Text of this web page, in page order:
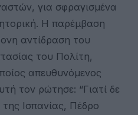
για σφραγισμένα
Η παρέμβαση
αντίδραση του
του Πολίτη,
απευθυνόμενος
τον ρώτησε: “Γιατί δε
Ισπανίας, Πέδρο